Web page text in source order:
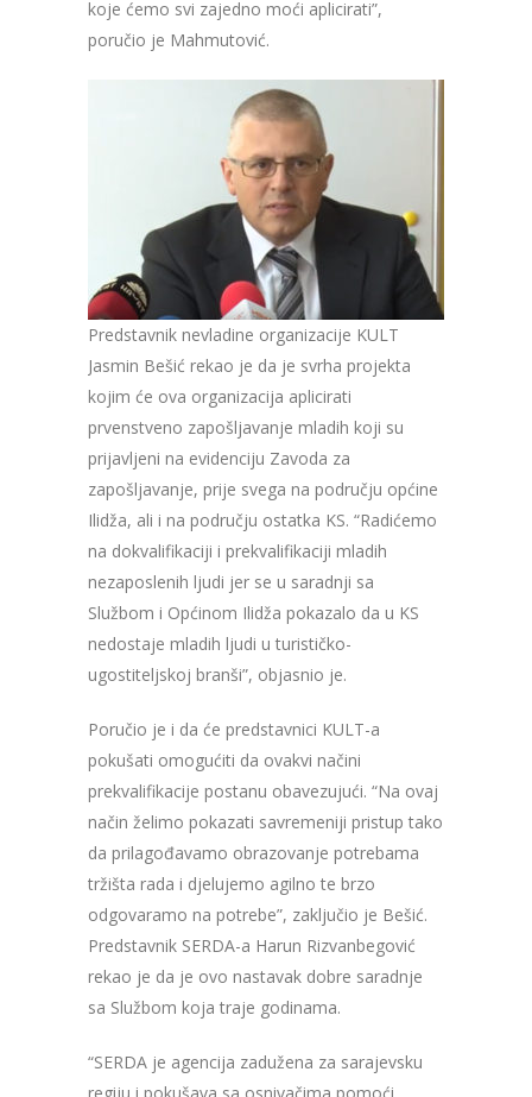
koje ćemo svi zajedno moći aplicirati”,
poručio je Mahmutović.
Predstavnik nevladine organizacije KULT
Jasmin Bešić rekao je da je svrha projekta
kojim će ova organizacija aplicirati
prvenstveno zapošljavanje mladih koji su
prijavljeni na evidenciju Zavoda za
zapošljavanje, prije svega na području općine
Ilidža, ali i na području ostatka KS. “Radićemo
na dokvalifikaciji i prekvalifikaciji mladih
nezaposlenih ljudi jer se u saradnji sa
Službom i Općinom Ilidža pokazalo da u KS
nedostaje mladih ljudi u turističko-
ugostiteljskoj branši”, objasnio je.
Poručio je i da će predstavnici KULT-a
pokušati omogućiti da ovakvi načini
prekvalifikacije postanu obavezujući. “Na ovaj
način želimo pokazati savremeniji pristup tako
da prilagođavamo obrazovanje potrebama
tržišta rada i djelujemo agilno te brzo
odgovaramo na potrebe”, zaključio je Bešić.
Predstavnik SERDA-a Harun Rizvanbegović
rekao je da je ovo nastavak dobre saradnje
sa Službom koja traje godinama.
“SERDA je agencija zadužena za sarajevsku